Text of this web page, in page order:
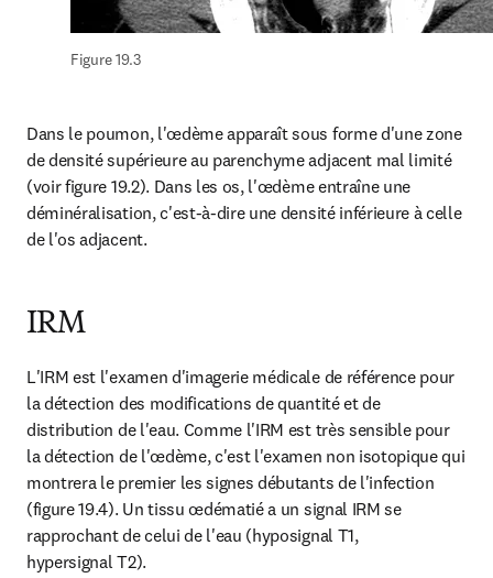
Figure 19.3
Dans le poumon, l'œdème apparaît sous forme d'une zone
de densité supérieure au parenchyme adjacent mal limité
(voir figure 19.2). Dans les os, l'œdème entraîne une
déminéralisation, c'est-à-dire une densité inférieure à celle
de l'os adjacent.
IRM
L'IRM est l'examen d'imagerie médicale de référence pour
la détection des modifications de quantité et de
distribution de l'eau. Comme l'IRM est très sensible pour
la détection de l'œdème, c'est l'examen non isotopique qui
montrera le premier les signes débutants de l'infection
(figure 19.4). Un tissu œdématié a un signal IRM se
rapprochant de celui de l'eau (hyposignal T1,
hypersignal T2).